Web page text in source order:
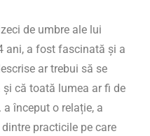
de umbre ale lui
ani, a fost fascinată și a
ar trebui să se
că toată lumea ar fi de
început o relație, a
practicile pe care